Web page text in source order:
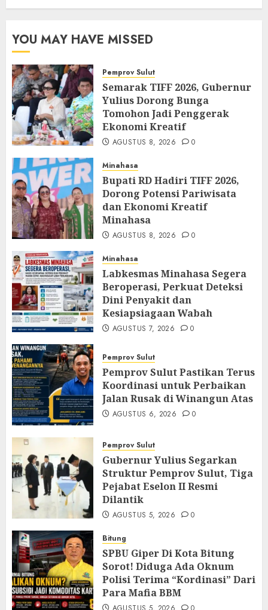
YOU MAY HAVE MISSED
Pemprov Sulut
Semarak TIFF 2026, Gubernur
Yulius Dorong Bunga
Tomohon Jadi Penggerak
Ekonomi Kreatif
AGUSTUS 8, 2026 0
Minahasa
Bupati RD Hadiri TIFF 2026,
Dorong Potensi Pariwisata
dan Ekonomi Kreatif
Minahasa
AGUSTUS 8, 2026 0
Minahasa
Labkesmas Minahasa Segera
Beroperasi, Perkuat Deteksi
Dini Penyakit dan
Kesiapsiagaan Wabah
AGUSTUS 7, 2026 0
Pemprov Sulut
Pemprov Sulut Pastikan Terus
Koordinasi untuk Perbaikan
Jalan Rusak di Winangun Atas
AGUSTUS 6, 2026 0
Pemprov Sulut
Gubernur Yulius Segarkan
Struktur Pemprov Sulut, Tiga
Pejabat Eselon II Resmi
Dilantik
AGUSTUS 5, 2026 0
Bitung
SPBU Giper Di Kota Bitung
Sorot! Diduga Ada Oknum
Polisi Terima “Kordinasi” Dari
Para Mafia BBM